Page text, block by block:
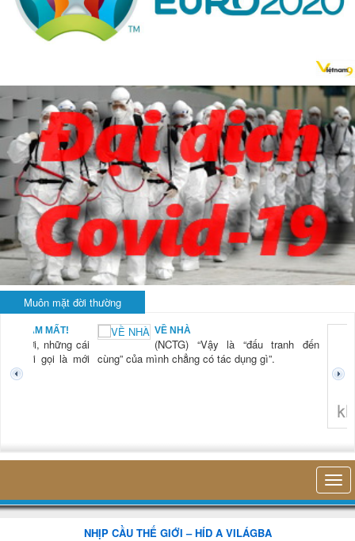
Muôn mặt đời thường
VỀ NHÀ
(NCTG) “Vậy là “đấu tranh đến
của mình chẳng có tác dụng gì”.
NHỊP CẦU THẾ GIỚI – HÍD A VILÁGBA